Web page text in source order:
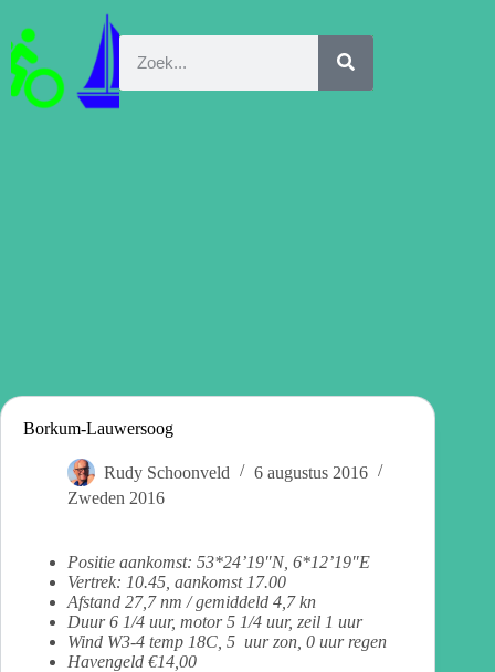
Borkum-Lauwersoog
Rudy Schoonveld
6 augustus 2016
Zweden 2016
Positie aankomst: 53*24’19″N, 6*12’19″E
Vertrek: 10.45, aankomst 17.00
Afstand 27,7 nm / gemiddeld 4,7 kn
Duur 6 1/4 uur, motor 5 1/4 uur, zeil 1 uur
Wind W3-4 temp 18C, 5 uur zon, 0 uur regen
Havengeld €14,00